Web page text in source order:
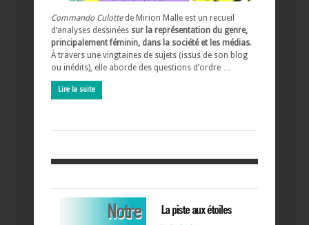
Commando Culottede Mirion Malle est un recueil
d’analyses dessinées sur la représentation du genre,
principalement féminin, dans la société et les médias.
À travers une vingtaines de sujets (issus de son blog
ou inédits), elle aborde des questions d’ordre …
Lire la suite